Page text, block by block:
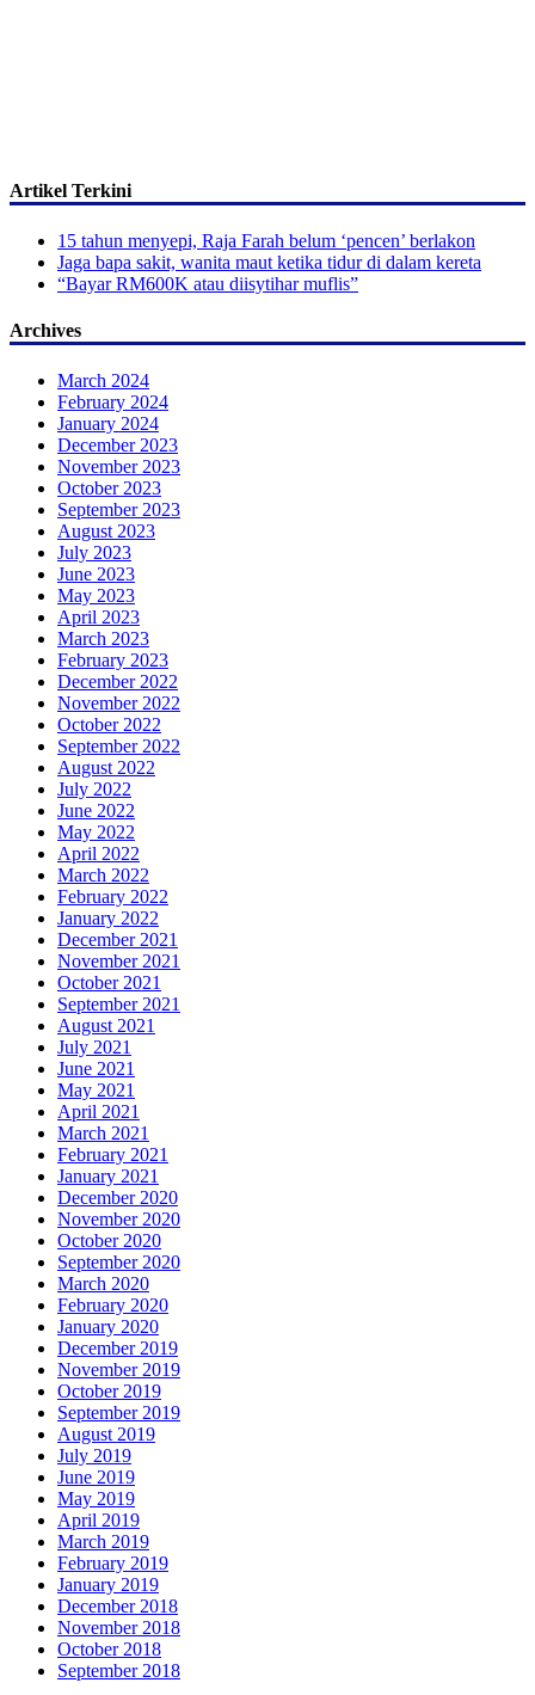
Artikel Terkini
15 tahun menyepi, Raja Farah belum ‘pencen’ berlakon
Jaga bapa sakit, wanita maut ketika tidur di dalam kereta
“Bayar RM600K atau diisytihar muflis”
Archives
March 2024
February 2024
January 2024
December 2023
November 2023
October 2023
September 2023
August 2023
July 2023
June 2023
May 2023
April 2023
March 2023
February 2023
December 2022
November 2022
October 2022
September 2022
August 2022
July 2022
June 2022
May 2022
April 2022
March 2022
February 2022
January 2022
December 2021
November 2021
October 2021
September 2021
August 2021
July 2021
June 2021
May 2021
April 2021
March 2021
February 2021
January 2021
December 2020
November 2020
October 2020
September 2020
March 2020
February 2020
January 2020
December 2019
November 2019
October 2019
September 2019
August 2019
July 2019
June 2019
May 2019
April 2019
March 2019
February 2019
January 2019
December 2018
November 2018
October 2018
September 2018